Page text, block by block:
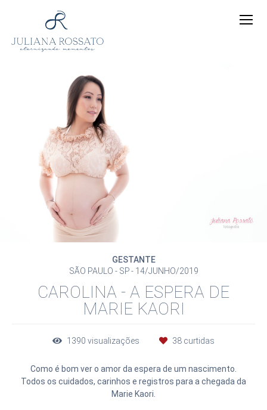
GESTANTE
SÃO PAULO - SP
14/JUNHO/2019
CAROLINA - A ESPERA DE
MARIE KAORI
1390 visualizações 38 curtidas
Como é bom ver o amor da espera de um nascimento.
Todos os cuidados, carinhos e registros para a chegada da
Marie Kaori.